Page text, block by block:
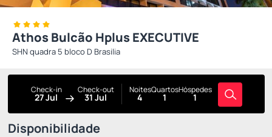
Athos Bulcão Hplus EXECUTIVE
SHN quadra 5 bloco D Brasilia
Check-in
27 Jul
Check-out
31 Jul
Noites
4
Quartos
1
Hóspedes
1
Disponibilidade